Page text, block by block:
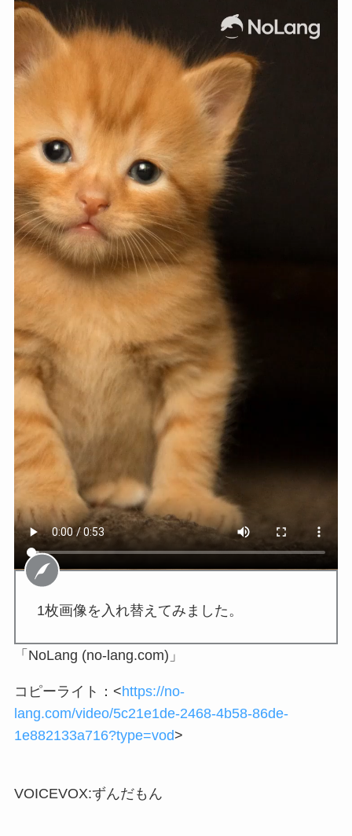
1枚画像を入れ替えてみました。
「NoLang (no-lang.com)」
コピーライト：<https://no-
lang.com/video/5c21e1de-2468-4b58-86de-
1e882133a716?type=vod>
VOICEVOX:ずんだもん